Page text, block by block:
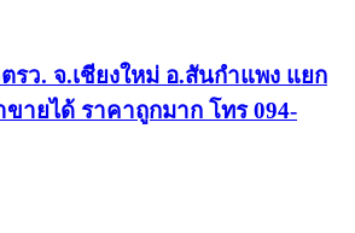
รว. จ.เชียงใหม่ อ.สันกำแพง แยก
ายได้ ราคาถูกมาก โทร 094-